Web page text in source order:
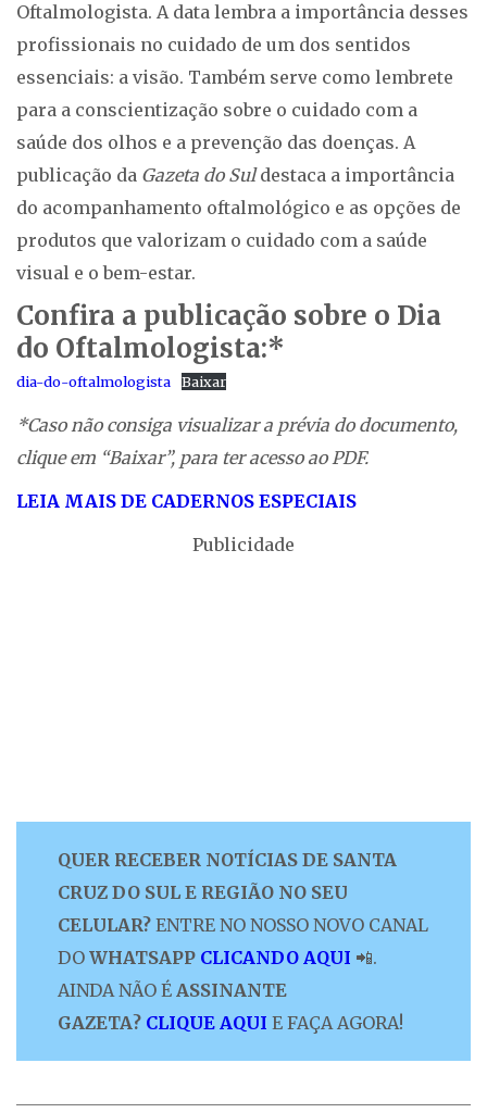
Oftalmologista. A data lembra a importância desses
profissionais no cuidado de um dos sentidos
essenciais: a visão. Também serve como lembrete
para a conscientização sobre o cuidado com a
saúde dos olhos e a prevenção das doenças. A
publicação da Gazeta do Suldestaca a importância
do acompanhamento oftalmológico e as opções de
produtos que valorizam o cuidado com a saúde
visual e o bem-estar.
Confira a publicação sobre o Dia
do Oftalmologista:*
dia-do-oftalmologista Baixar
*Caso não consiga visualizar a prévia do documento,
clique em “Baixar”, para ter acesso ao PDF.
LEIA MAIS DE CADERNOS ESPECIAIS
Publicidade
QUER RECEBER NOTÍCIAS DE SANTA
CRUZ DO SUL E REGIÃO NO SEU
CELULAR? ENTRE NO NOSSO NOVO CANAL
DO WHATSAPP CLICANDO AQUI 📲.
AINDA NÃO É ASSINANTE
GAZETA? CLIQUE AQUI E FAÇA AGORA!